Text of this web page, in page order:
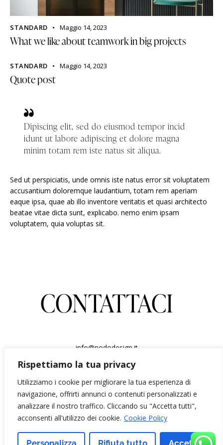
Rispettiamo la tua privacy
Utilizziamo i cookie per migliorare la tua esperienza di
navigazione, offrirti annunci o contenuti personalizzati e
analizzare il nostro traffico. Cliccando su "Accetta tutti",
acconsenti all'utilizzo dei cookie. Cookie Policy
Personalizza Rifiuta tutto Accetta
STANDARD Maggio 14, 2023
What we like about teamwork in big projects
STANDARD Maggio 14, 2023
Quote post
Dipiscing elit, sed do eiusmod tempor incid
idunt ut labore adipiscing et dolore magna
minim totam rem iste natus sit aliqua.
Sed ut perspiciatis, unde omnis iste natus error sit voluptatem
accusantium doloremque laudantium, totam rem aperiam
eaque ipsa, quae ab illo inventore veritatis et quasi architecto
beatae vitae dicta sunt, explicabo. nemo enim ipsam
voluptatem, quia voluptas sit.
CONTATTACI
info@nododesign.it
via Carlo Severini 36 Roma
Solo su appuntamento
cookie (UE) P.IVA 04835300270 politica sulla